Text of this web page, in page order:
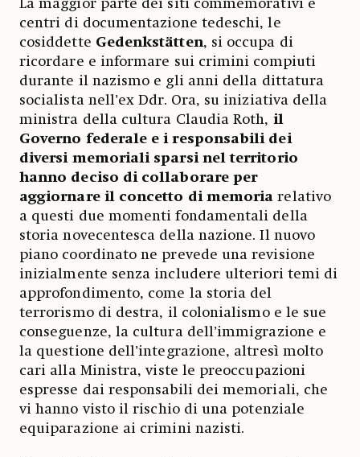
La maggior parte dei siti commemorativi e
centri di documentazione tedeschi, le
cosiddette Gedenkstätten, si occupa di
ricordare e informare sui crimini compiuti
durante il nazismo e gli anni della dittatura
socialista nell’ex Ddr. Ora, su iniziativa della
ministra della cultura Claudia Roth, il
Governo federale e i responsabili dei
diversi memoriali sparsi nel territorio
hanno deciso di collaborare per
aggiornare il concetto di memoriarelativo
a questi due momenti fondamentali della
storia novecentesca della nazione. Il nuovo
piano coordinato ne prevede una revisione
inizialmente senza includere ulteriori temi di
approfondimento, come la storia del
terrorismo di destra, il colonialismo e le sue
conseguenze, la cultura dell’immigrazione e
la questione dell’integrazione, altresì molto
cari alla Ministra, viste le preoccupazioni
espresse dai responsabili dei memoriali, che
vi hanno visto il rischio di una potenziale
equiparazione ai crimini nazisti.